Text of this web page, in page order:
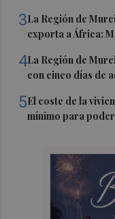
3La Región de
exporta a África:
4La Región de
con cinco días de
5El coste de la
mínimo para